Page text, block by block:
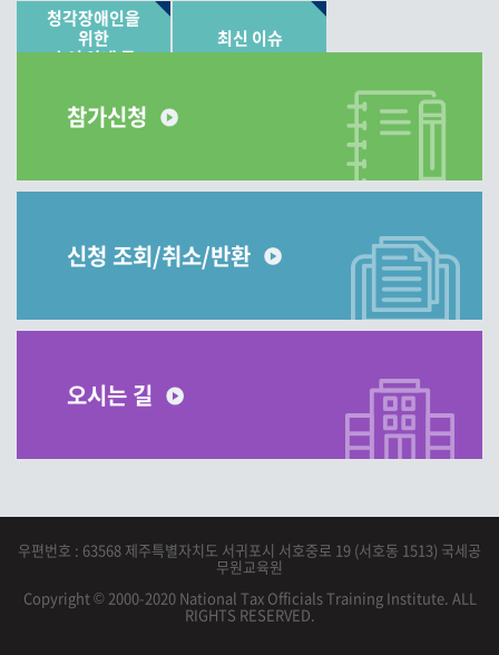
청각장애인을
위한
수어 안내 등
최신 이슈
참가신청
신청 조회/취소/반환
오시는 길
우편번호 : 63568 제주특별자치도 서귀포시 서호중로 19 (서호동 1513) 국세공
무원교육원
Copyright © 2000-2020 National Tax Officials Training Institute. ALL
RIGHTS RESERVED.